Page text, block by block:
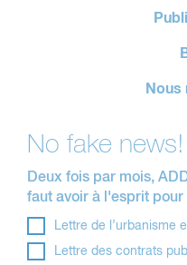
Nous
No fake news!
Deux fois par mois,
faut avoir à l'esprit
Lettre de l’urbanisme
Lettre des contrats